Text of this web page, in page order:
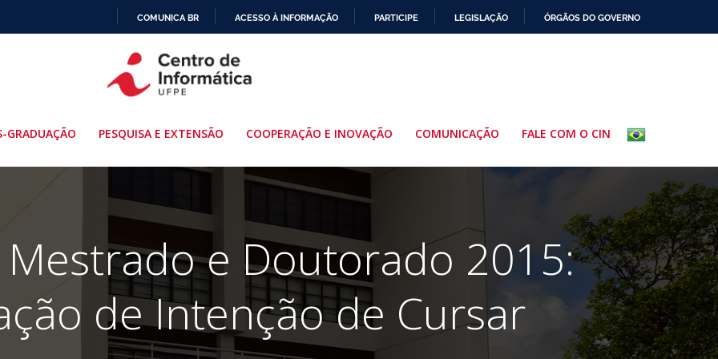
PARA
O
COMUNICA BR ACESSO À INFORMAÇÃO PARTICIPE LEGISLAÇÃO ÓRGÃOS DO GOVERNO
GRADUAÇÃO PESQUISA E EXTENSÃO COOPERAÇÃO E INOVAÇÃO COMUNICAÇÃO FALE COM O CIN
e Doutorado 2015:
de Intenção de Cursar